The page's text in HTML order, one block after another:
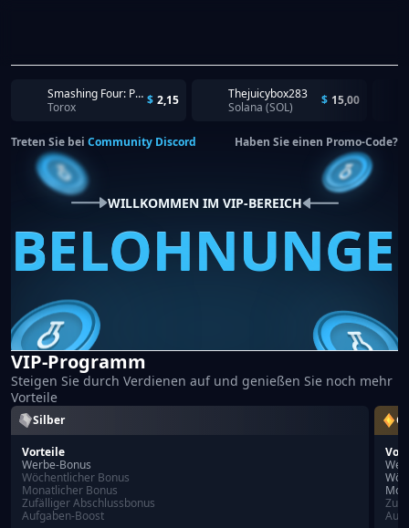
Smashing Four: PvP Hero bump - Make an Inapp-Purchase - Can Be Repeated Daily!
Torox
$ 2,15
Thejuicybox283
Solana (SOL)
$ 15,00
WILLKOMMEN IM VIP-BEREICH
Treten Sie bei Community Discord Haben Sie einen Promo-Code?
VIP-Programm
Steigen Sie durch Verdienen auf und genießen Sie noch mehr
Vorteile
Silber
Vorteile
Werbe-Bonus
Wöchentlicher Bonus
Monatlicher Bonus
Zufälliger Abschlussbonus
Aufgaben-Boost